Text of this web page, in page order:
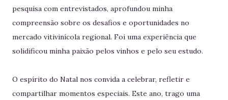
pesquisa com entrevistados, aprofundou minha
compreensão sobre os desafios e oportunidades no
mercado vitivinícola regional. Foi uma experiência que
solidificou minha paixão pelos vinhos e pelo seu estudo.
O espírito do Natal nos convida a celebrar, refletir e
compartilhar momentos especiais. Este ano, trago uma